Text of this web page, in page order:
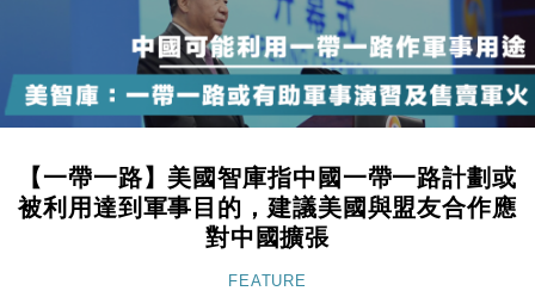
本地｜華嫂冰室太子店涉提供失實資料 遭禁申請輸入
勞工一年
12:11
中國｜強颱風「白海豚」殘渦北上 上海取消逾900班
機
18:31
財經｜華僑銀行上半年淨利創新高 中期息增15%至
17:33
財經｜滙豐上調香港今年GDP預測至4.5% 看好貿易
及消費表現
本地｜假冒內地執法人員要求交「保證金」 43歲女子
【一帶一路】美國智庫指中國一帶一路計劃或
被利用達到軍事目的，建議美國與盟友合作應
對中國擴張
FEATURE